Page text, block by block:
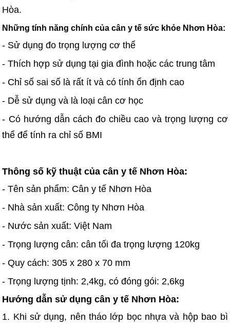
Hòa.
Những tính năng chính của cân y tế sức khỏe Nhơn Hòa:
- Sử dụng đo trọng lượng cơ thể
- Thích hợp sử dụng tại gia đình hoặc các trung tâm
- Chỉ số sai số là rất ít và có tính ổn định cao
- Dễ sử dụng và là loại cân cơ học
- Có hướng dẫn cách đo chiều cao và trọng lượng cơ
thể để tính ra chỉ số BMI
Thông số kỹ thuật của cân y tế Nhơn Hòa:
- Tên sản phẩm: Cân y tế Nhơn Hòa
- Nhà sản xuất: Công ty Nhơn Hòa
- Nước sản xuất: Việt Nam
- Trọng lượng cân: cân tối đa trọng lượng 120kg
- Quy cách: 305 x 280 x 70 mm
- Trọng lượng tịnh: 2,4kg, có đóng gói: 2,6kg
Hướng dẫn sử dụng cân y tế Nhơn Hòa:
1. Khi sử dụng, nên tháo lớp bọc nhựa và hộp bao bì